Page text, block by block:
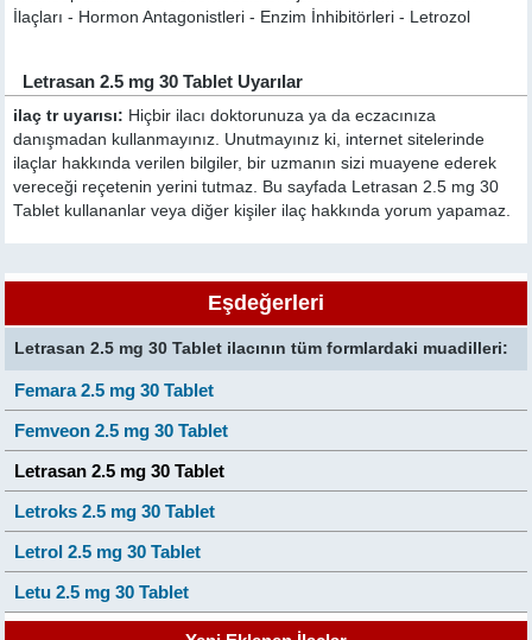
İlaçları - Hormon Antagonistleri - Enzim İnhibitörleri - Letrozol
Letrasan 2.5 mg 30 Tablet Uyarılar
ilaç tr uyarısı: Hiçbir ilacı doktorunuza ya da eczacınıza
danışmadan kullanmayınız. Unutmayınız ki, internet sitelerinde
ilaçlar hakkında verilen bilgiler, bir uzmanın sizi muayene ederek
vereceği reçetenin yerini tutmaz. Bu sayfada Letrasan 2.5 mg 30
Tablet kullananlar veya diğer kişiler ilaç hakkında yorum yapamaz.
Eşdeğerleri
Letrasan 2.5 mg 30 Tablet ilacının tüm formlardaki muadilleri:
Femara 2.5 mg 30 Tablet
Femveon 2.5 mg 30 Tablet
Letrasan 2.5 mg 30 Tablet
Letroks 2.5 mg 30 Tablet
Letrol 2.5 mg 30 Tablet
Letu 2.5 mg 30 Tablet